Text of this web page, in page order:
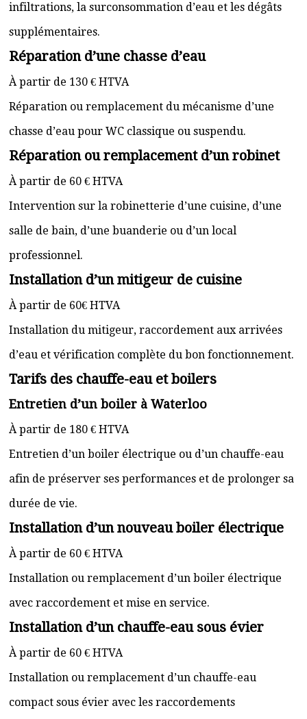
infiltrations, la surconsommation d’eau et les dégâts
supplémentaires.
Réparation d’une chasse d’eau
À partir de 130 € HTVA
Réparation ou remplacement du mécanisme d’une
chasse d’eau pour WC classique ou suspendu.
Réparation ou remplacement d’un robinet
À partir de 60 € HTVA
Intervention sur la robinetterie d’une cuisine, d’une
salle de bain, d’une buanderie ou d’un local
professionnel.
Installation d’un mitigeur de cuisine
À partir de 60€ HTVA
Installation du mitigeur, raccordement aux arrivées
d’eau et vérification complète du bon fonctionnement.
Tarifs des chauffe-eau et boilers
Entretien d’un boiler à Waterloo
À partir de 180 € HTVA
Entretien d’un boiler électrique ou d’un chauffe-eau
afin de préserver ses performances et de prolonger sa
durée de vie.
Installation d’un nouveau boiler électrique
À partir de 60 € HTVA
Installation ou remplacement d’un boiler électrique
avec raccordement et mise en service.
Installation d’un chauffe-eau sous évier
À partir de 60 € HTVA
Installation ou remplacement d’un chauffe-eau
compact sous évier avec les raccordements